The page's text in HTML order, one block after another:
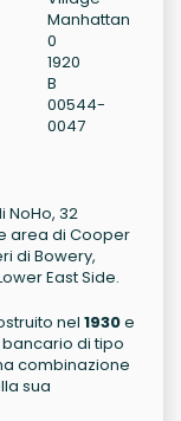
Manhattan
0
1920
B
00544-
0047
NoHo, 32
area di Cooper
di Bowery,
East Side.
nel 1930e
bancario di tipo
combinazione
sua